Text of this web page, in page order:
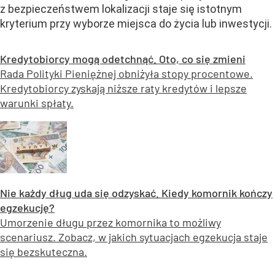
z bezpieczeństwem lokalizacji staje się istotnym
kryterium przy wyborze miejsca do życia lub inwestycji.
Kredytobiorcy mogą odetchnąć. Oto, co się zmieni
Rada Polityki Pieniężnej obniżyła stopy procentowe.
Kredytobiorcy zyskają niższe raty kredytów i lepsze
warunki spłaty.
Nie każdy dług uda się odzyskać. Kiedy komornik kończy
egzekucję?
Umorzenie długu przez komornika to możliwy
scenariusz. Zobacz, w jakich sytuacjach egzekucja staje
się bezskuteczna.